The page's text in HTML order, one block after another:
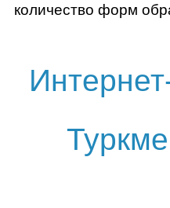
количество форм